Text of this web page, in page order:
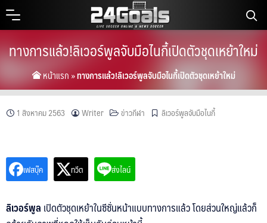
Skip
ทางการแล้ว!ลิเวอร์พูลจับมือไนกี้เปิดตัวชุดเหย้าใหม่
หน้าแรก »ทางการแล้ว!ลิเวอร์พูลจับมือไนกี้เปิดตัวชุดเหย้าใหม่
1 สิงหาคม 2563 Writer ข่าวกีฬา ลิเวอร์พูลจับมือไนกี้
เฟสบุ๊ค ทวีต ส่งไลน์
ลิเวอร์พูล เปิดตัวชุดเหย้าในซีซั่นหน้าแบบทางการแล้ว โดยส่วนใหญ่แล้วก็